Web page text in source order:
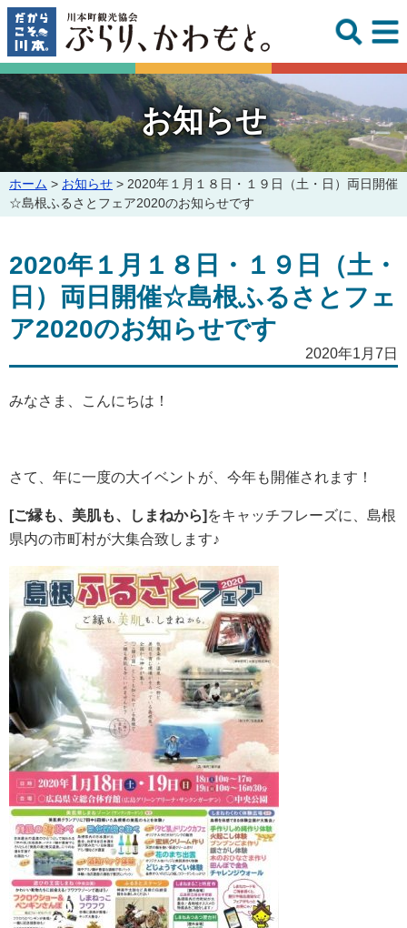
このページの本文へ
お知らせ
こ
の
ジ
位
置:
ホーム > お知らせ > 2020年１月１８日・１９日（土・日）両日開催
☆島根ふるさとフェア2020のお知らせです
2020年１月１８日・１９日（土・
日）両日開催☆島根ふるさとフェ
ア2020のお知らせです
2020年1月7日
みなさま、こんにちは！
さて、年に一度の大イベントが、今年も開催されます！
[ご縁も、美肌も、しまねから] をキャッチフレーズに、島根
県内の市町村が大集合致します♪